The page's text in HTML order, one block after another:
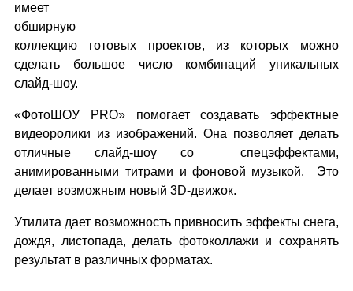
имеет
обширную
коллекцию готовых проектов, из которых можно
сделать большое число комбинаций уникальных
слайд-шоу.
«ФотоШОУ PRO» помогает создавать эффектные
видеоролики из изображений. Она позволяет делать
отличные слайд-шоу со спецэффектами,
анимированными титрами и фоновой музыкой. Это
делает возможным новый 3D-движок.
Утилита дает возможность привносить эффекты снега,
дождя, листопада, делать фотоколлажи и сохранять
результат в различных форматах.